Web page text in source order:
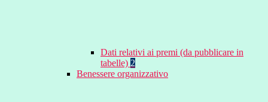
Dati relativi ai premi (da pubblicare in
tabelle) 2
Benessere organizzativo